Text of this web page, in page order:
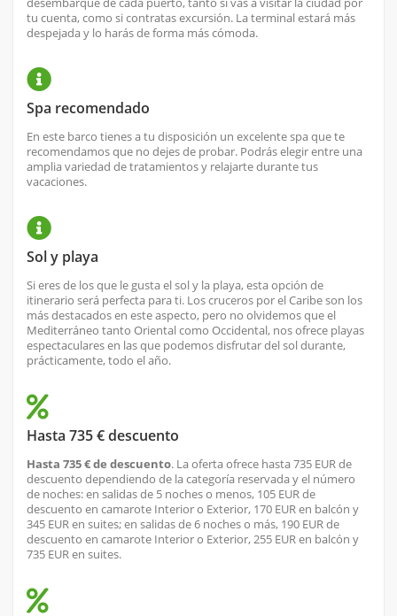
tu cuenta, como si contratas excursión. La terminal estará más
despejada y lo harás de forma más cómoda.
Spa recomendado
En este barco tienes a tu disposición un excelente spa que te
recomendamos que no dejes de probar. Podrás elegir entre una
amplia variedad de tratamientos y relajarte durante tus
vacaciones.
Sol y playa
Si eres de los que le gusta el sol y la playa, esta opción de
itinerario será perfecta para ti. Los cruceros por el Caribe son los
más destacados en este aspecto, pero no olvidemos que el
Mediterráneo tanto Oriental como Occidental, nos ofrece playas
espectaculares en las que podemos disfrutar del sol durante,
prácticamente, todo el año.
Hasta 735 € descuento
Hasta 735 € de descuento. La oferta ofrece hasta 735 EUR de
descuento dependiendo de la categoría reservada y el número
de noches: en salidas de 5 noches o menos, 105 EUR de
descuento en camarote Interior o Exterior, 170 EUR en balcón y
345 EUR en suites; en salidas de 6 noches o más, 190 EUR de
descuento en camarote Interior o Exterior, 255 EUR en balcón y
735 EUR en suites.